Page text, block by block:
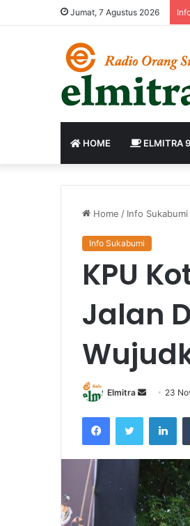
Jumat, 7 Agustus 2026
HOME ELMITRA
Home / Info Sukabumi
Info Sukabumi
KPU
Jalan
Elmitra
Send
email
23
FacebookTwitter